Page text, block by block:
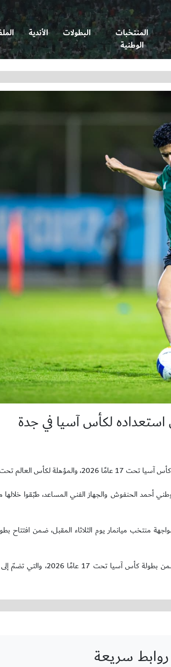
المنتخبات
الوطنية
البطولات الأندية
الحنفوش والجهاز الفني المساعد، طبّقوا خلالها
الجدير بالذكر أن المنتخب الوطني تحت 17 عامًا يأتي
روابط سريعة